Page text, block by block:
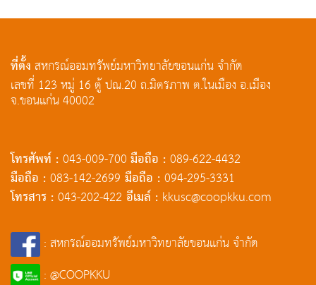
ที่ตั้งสหกรณ์ออมทรัพย์มหาวิทยาลัยขอนแก่น จำกัด
เลขที่ 123 หมู่ 16 ตู้ ปณ.20 ถ.มิตรภาพ ต.ในเมือง อ.เมือง
จ.ขอนแก่น 40002
โทรศัพท์ :043-009-700มือถือ :089-622-4432
มือถือ :083-142-2699 มือถือ :094-295-3331
โทรสาร :043-202-422อีเมล์ : kkusc@coopkku.com
: สหกรณ์ออมทรัพย์มหาวิทยาลัยขอนแก่น จำกัด
: @COOPKKU